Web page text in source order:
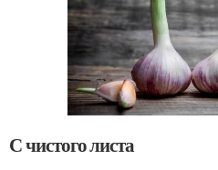
С чистого листа